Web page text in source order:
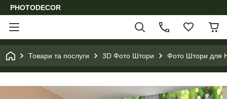
PHOTODECOR
Товари та послуги 3D Фото Штори Фото Штори для